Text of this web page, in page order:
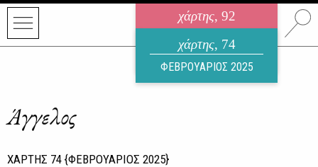
χάρτης, 92
ηλεκτρονικό περιοδικό
ΑΥΓΟΥΣΤΟΣ 2026
χάρτης, 74
ΦΕΒΡΟΥΑΡΙΟΣ 2025
Άγγελος
ΧΑΡΤΗΣ 74 {ΦΕΒΡΟΥΑΡΙΟΣ 2025}